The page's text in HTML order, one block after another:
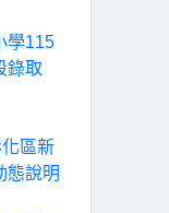
學115
錄取
化區新
態說明